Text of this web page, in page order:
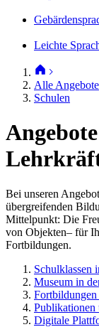
Leichte
Alle Angebote
Schulen
Bei unseren
übergreifenden
Mittelpunkt: Die
von Objekten– für
Fortbildungen.
Schulklassen
Museum in
Publikationen
Digitale